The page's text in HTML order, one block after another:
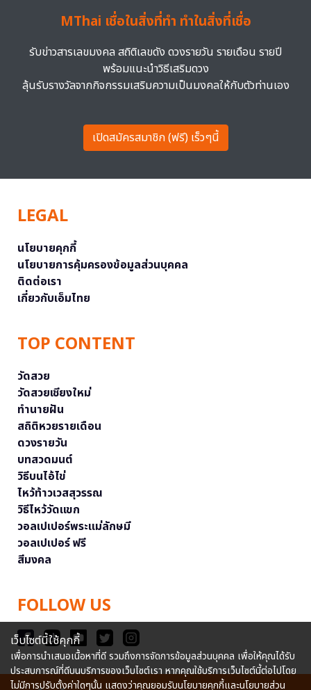
MThai เชื่อในสิ่งที่ทำ ทำในสิ่งที่เชื่อ
รับข่าวสารเลขมงคล สถิติเลขดัง ดวงรายวัน รายเดือน รายปี
พร้อมแนะนำวิธีเสริมดวง
ลุ้นรับรางวัลจากกิจกรรมเสริมความเป็นมงคลให้กับตัวท่านเอง
เปิดสมัครสมาชิก (ฟรี) เร็วๆนี้
LEGAL
นโยบายคุกกี้
นโยบายการคุ้มครองข้อมูลส่วนบุคคล
ติดต่อเรา
เกี่ยวกับเอ็มไทย
TOP CONTENT
วัดสวย
วัดสวยเชียงใหม่
ทำนายฝัน
สถิติหวยรายเดือน
ดวงรายวัน
บทสวดมนต์
วิธีบนไอ้ไข่
ไหว้ท้าวเวสสุวรรณ
วิธีไหว้วัดแขก
วอลเปเปอร์พระแม่ลักษมี
วอลเปเปอร์ ฟรี
สีมงคล
FOLLOW US
เว็บไซต์นี้ใช้คุกกี้
เพื่อการนำเสนอเนื้อหาที่ดี รวมถึงการจัดการข้อมูลส่วนบุคคล เพื่อให้คุณได้รับ
ประสบการณ์ที่ดีบนบริการของเว็บไซต์เรา หากคุณใช้บริการเว็บไซต์นี้ต่อไปโดย
ไม่มีการปรับตั้งค่าใดๆนั้น แสดงว่าคุณยอมรับนโยบายคุกกี้และนโยบายส่วน